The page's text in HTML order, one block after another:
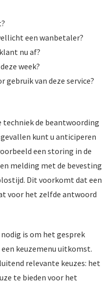
een wanbetaler?
nu af?
week?
gebruik van deze service?
techniek de beantwoording
kunt u anticiperen
een storing in de
melding met de bevesting
Dit voorkomt dat een
voor het zelfde antwoord
is om het gesprek
keuzemenu uitkomst.
relevante keuzes: het
te bieden voor het